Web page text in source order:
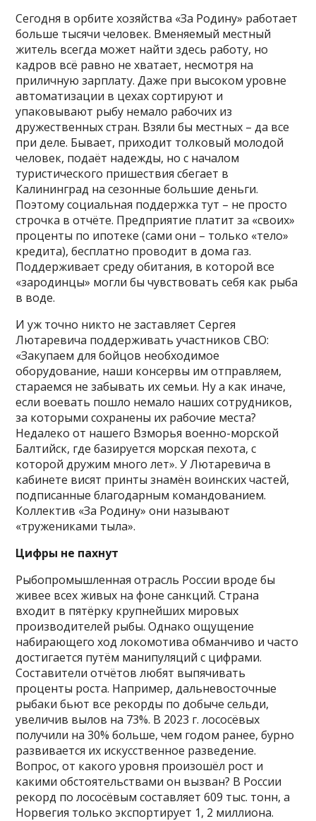
Сегодня в орбите хозяйства «За Родину» работает
больше тысячи человек. Вменяемый местный
житель всегда может найти здесь работу, но
кадров всё равно не хватает, несмотря на
приличную зарплату. Даже при высоком уровне
автоматизации в цехах сортируют и
упаковывают рыбу немало рабочих из
дружественных стран. Взяли бы местных – да все
при деле. Бывает, приходит толковый молодой
человек, подаёт надежды, но с началом
туристического пришествия сбегает в
Калининград на сезонные большие деньги.
Поэтому социальная поддержка тут – не просто
строчка в отчёте. Предприятие платит за «своих»
проценты по ипотеке (сами они – только «тело»
кредита), бесплатно проводит в дома газ.
Поддерживает среду обитания, в которой все
«зародинцы» могли бы чувствовать себя как рыба
в воде.
И уж точно никто не заставляет Сергея
Лютаревича поддерживать участников СВО:
«Закупаем для бойцов необходимое
оборудование, наши консервы им отправляем,
стараемся не забывать их семьи. Ну а как иначе,
если воевать пошло немало наших сотрудников,
за которыми сохранены их рабочие места?
Недалеко от нашего Взморья военно-морской
Балтийск, где базируется морская пехота, с
которой дружим много лет». У Лютаревича в
кабинете висят принты знамён воинских частей,
подписанные благодарным командованием.
Коллектив «За Родину» они называют
«тружениками тыла».
Цифры не пахнут
Рыбопромышленная отрасль России вроде бы
живее всех живых на фоне санкций. Страна
входит в пятёрку крупнейших мировых
производителей рыбы. Однако ощущение
набирающего ход локомотива обманчиво и часто
достигается путём манипуляций с цифрами.
Составители отчётов любят выпячивать
проценты роста. Например, дальневосточные
рыбаки бьют все рекорды по добыче сельди,
увеличив вылов на 73%. В 2023 г. лососёвых
получили на 30% больше, чем годом ранее, бурно
развивается их искусственное разведение.
Вопрос, от какого уровня произошёл рост и
какими обстоятельствами он вызван? В России
рекорд по лососёвым составляет 609 тыс. тонн, а
Норвегия только экспортирует 1, 2 миллиона.